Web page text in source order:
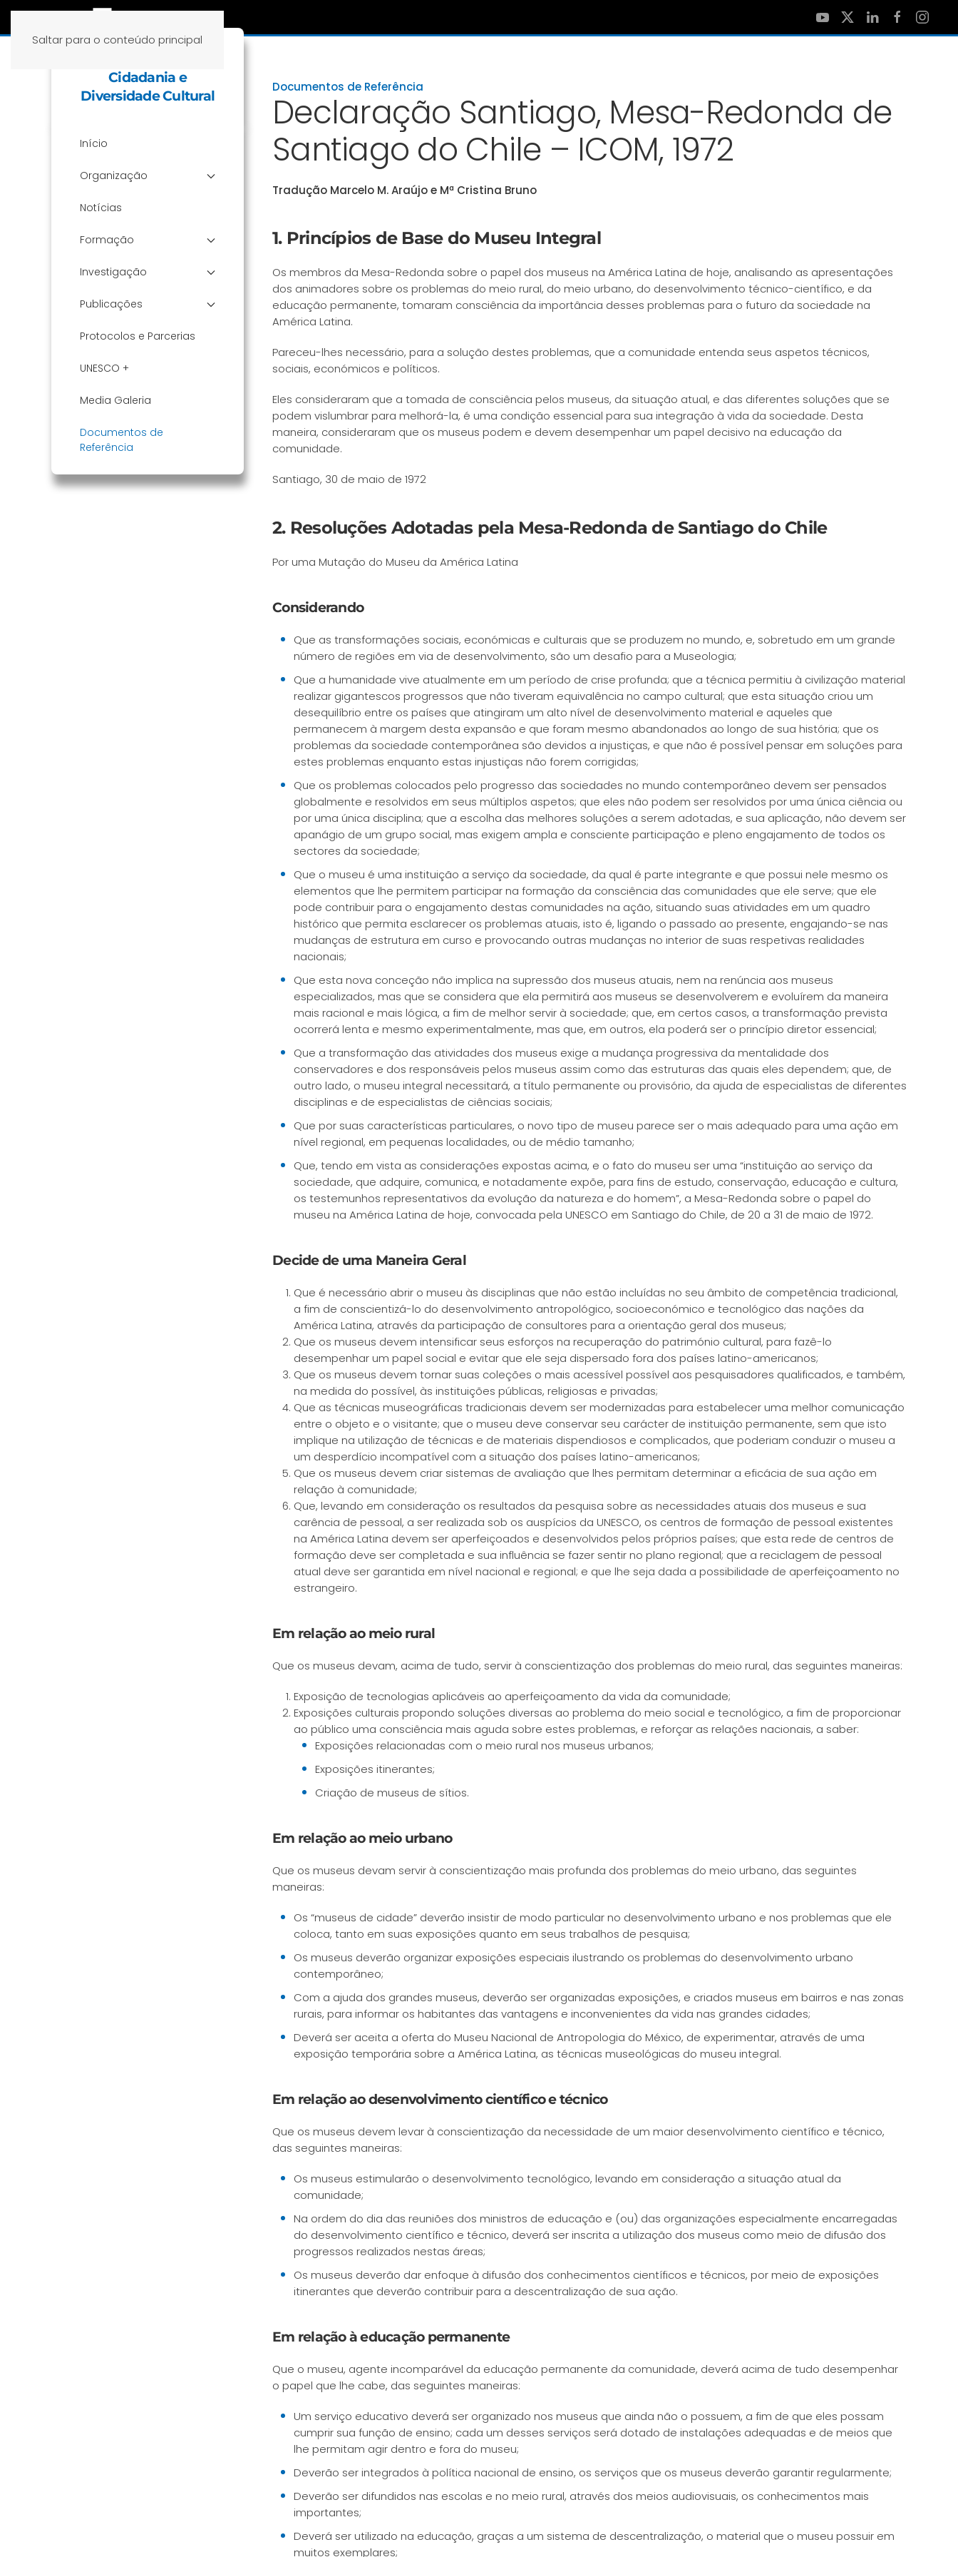
Saltar para o conteúdo principal
Documentos de Referência
Declaração Santiago, Mesa-Redonda de
Santiago do Chile – ICOM, 1972
Tradução Marcelo M. Araújo e Mª Cristina Bruno
1. Princípios de Base do Museu Integral
Os membros da Mesa-Redonda sobre o papel dos museus na América Latina de hoje, analisando as apresentações
dos animadores sobre os problemas do meio rural, do meio urbano, do desenvolvimento técnico-científico, e da
educação permanente, tomaram consciência da importância desses problemas para o futuro da sociedade na
América Latina.
Pareceu-lhes necessário, para a solução destes problemas, que a comunidade entenda seus aspetos técnicos,
sociais, económicos e políticos.
Eles consideraram que a tomada de consciência pelos museus, da situação atual, e das diferentes soluções que se
podem vislumbrar para melhorá-la, é uma condição essencial para sua integração à vida da sociedade. Desta
maneira, consideraram que os museus podem e devem desempenhar um papel decisivo na educação da
comunidade.
Santiago, 30 de maio de 1972
2. Resoluções Adotadas pela Mesa-Redonda de Santiago do Chile
Por uma Mutação do Museu da América Latina
Considerando
Que as transformações sociais, económicas e culturais que se produzem no mundo, e, sobretudo em um grande
número de regiões em via de desenvolvimento, são um desafio para a Museologia;
Que a humanidade vive atualmente em um período de crise profunda; que a técnica permitiu à civilização material
realizar gigantescos progressos que não tiveram equivalência no campo cultural; que esta situação criou um
desequilíbrio entre os países que atingiram um alto nível de desenvolvimento material e aqueles que
permanecem à margem desta expansão e que foram mesmo abandonados ao longo de sua história; que os
problemas da sociedade contemporânea são devidos a injustiças, e que não é possível pensar em soluções para
estes problemas enquanto estas injustiças não forem corrigidas;
Que os problemas colocados pelo progresso das sociedades no mundo contemporâneo devem ser pensados
globalmente e resolvidos em seus múltiplos aspetos; que eles não podem ser resolvidos por uma única ciência ou
por uma única disciplina; que a escolha das melhores soluções a serem adotadas, e sua aplicação, não devem ser
apanágio de um grupo social, mas exigem ampla e consciente participação e pleno engajamento de todos os
sectores da sociedade;
Que o museu é uma instituição a serviço da sociedade, da qual é parte integrante e que possui nele mesmo os
elementos que lhe permitem participar na formação da consciência das comunidades que ele serve; que ele
pode contribuir para o engajamento destas comunidades na ação, situando suas atividades em um quadro
histórico que permita esclarecer os problemas atuais, isto é, ligando o passado ao presente, engajando-se nas
mudanças de estrutura em curso e provocando outras mudanças no interior de suas respetivas realidades
nacionais;
Que esta nova conceção não implica na supressão dos museus atuais, nem na renúncia aos museus
especializados, mas que se considera que ela permitirá aos museus se desenvolverem e evoluírem da maneira
mais racional e mais lógica, a fim de melhor servir à sociedade; que, em certos casos, a transformação prevista
ocorrerá lenta e mesmo experimentalmente, mas que, em outros, ela poderá ser o princípio diretor essencial;
Que a transformação das atividades dos museus exige a mudança progressiva da mentalidade dos
conservadores e dos responsáveis pelos museus assim como das estruturas das quais eles dependem; que, de
outro lado, o museu integral necessitará, a título permanente ou provisório, da ajuda de especialistas de diferentes
disciplinas e de especialistas de ciências sociais;
Que por suas características particulares, o novo tipo de museu parece ser o mais adequado para uma ação em
nível regional, em pequenas localidades, ou de médio tamanho;
Que, tendo em vista as considerações expostas acima, e o fato do museu ser uma “instituição ao serviço da
sociedade, que adquire, comunica, e notadamente expõe, para fins de estudo, conservação, educação e cultura,
os testemunhos representativos da evolução da natureza e do homem”, a Mesa-Redonda sobre o papel do
museu na América Latina de hoje, convocada pela UNESCO em Santiago do Chile, de 20 a 31 de maio de 1972.
Decide de uma Maneira Geral
Que é necessário abrir o museu às disciplinas que não estão incluídas no seu âmbito de competência tradicional,
a fim de conscientizá-lo do desenvolvimento antropológico, socioeconómico e tecnológico das nações da
América Latina, através da participação de consultores para a orientação geral dos museus;
Que os museus devem intensificar seus esforços na recuperação do património cultural, para fazê-lo
desempenhar um papel social e evitar que ele seja dispersado fora dos países latino-americanos;
Que os museus devem tornar suas coleções o mais acessível possível aos pesquisadores qualificados, e também,
na medida do possível, às instituições públicas, religiosas e privadas;
Que as técnicas museográficas tradicionais devem ser modernizadas para estabelecer uma melhor comunicação
entre o objeto e o visitante; que o museu deve conservar seu carácter de instituição permanente, sem que isto
implique na utilização de técnicas e de materiais dispendiosos e complicados, que poderiam conduzir o museu a
um desperdício incompatível com a situação dos países latino-americanos;
Que os museus devem criar sistemas de avaliação que lhes permitam determinar a eficácia de sua ação em
relação à comunidade;
Que, levando em consideração os resultados da pesquisa sobre as necessidades atuais dos museus e sua
carência de pessoal, a ser realizada sob os auspícios da UNESCO, os centros de formação de pessoal existentes
na América Latina devem ser aperfeiçoados e desenvolvidos pelos próprios países; que esta rede de centros de
formação deve ser completada e sua influência se fazer sentir no plano regional; que a reciclagem de pessoal
atual deve ser garantida em nível nacional e regional; e que lhe seja dada a possibilidade de aperfeiçoamento no
estrangeiro.
Em relação ao meio rural
Que os museus devam, acima de tudo, servir à conscientização dos problemas do meio rural, das seguintes maneiras:
Exposição de tecnologias aplicáveis ao aperfeiçoamento da vida da comunidade;
Exposições culturais propondo soluções diversas ao problema do meio social e tecnológico, a fim de proporcionar
ao público uma consciência mais aguda sobre estes problemas, e reforçar as relações nacionais, a saber:
Exposições relacionadas com o meio rural nos museus urbanos;
Exposições itinerantes;
Criação de museus de sítios.
Em relação ao meio urbano
Que os museus devam servir à conscientização mais profunda dos problemas do meio urbano, das seguintes
maneiras:
Os “museus de cidade” deverão insistir de modo particular no desenvolvimento urbano e nos problemas que ele
coloca, tanto em suas exposições quanto em seus trabalhos de pesquisa;
Os museus deverão organizar exposições especiais ilustrando os problemas do desenvolvimento urbano
contemporâneo;
Com a ajuda dos grandes museus, deverão ser organizadas exposições, e criados museus em bairros e nas zonas
rurais, para informar os habitantes das vantagens e inconvenientes da vida nas grandes cidades;
Deverá ser aceita a oferta do Museu Nacional de Antropologia do México, de experimentar, através de uma
exposição temporária sobre a América Latina, as técnicas museológicas do museu integral.
Em relação ao desenvolvimento científico e técnico
Que os museus devem levar à conscientização da necessidade de um maior desenvolvimento científico e técnico,
das seguintes maneiras:
Os museus estimularão o desenvolvimento tecnológico, levando em consideração a situação atual da
comunidade;
Na ordem do dia das reuniões dos ministros de educação e (ou) das organizações especialmente encarregadas
do desenvolvimento científico e técnico, deverá ser inscrita a utilização dos museus como meio de difusão dos
progressos realizados nestas áreas;
Os museus deverão dar enfoque à difusão dos conhecimentos científicos e técnicos, por meio de exposições
itinerantes que deverão contribuir para a descentralização de sua ação.
Em relação à educação permanente
Que o museu, agente incomparável da educação permanente da comunidade, deverá acima de tudo desempenhar
o papel que lhe cabe, das seguintes maneiras:
Um serviço educativo deverá ser organizado nos museus que ainda não o possuem, a fim de que eles possam
cumprir sua função de ensino; cada um desses serviços será dotado de instalações adequadas e de meios que
lhe permitam agir dentro e fora do museu;
Deverão ser integrados à política nacional de ensino, os serviços que os museus deverão garantir regularmente;
Deverão ser difundidos nas escolas e no meio rural, através dos meios audiovisuais, os conhecimentos mais
importantes;
Deverá ser utilizado na educação, graças a um sistema de descentralização, o material que o museu possuir em
muitos exemplares;
Cidadania e
Diversidade Cultural
Início
Organização
Notícias
Formação
Investigação
Publicações
Protocolos e Parcerias
UNESCO +
Media Galeria
Documentos de
Referência